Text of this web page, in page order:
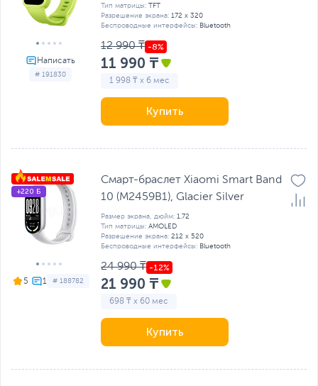
# 191830
Тип матрицы: TFT
Разрешение экрана: 172 x 320
Беспроводные интерфейсы: Bluetooth
12 990 ₸
11 990 ₸
1 998 ₸ x 6 мес
Купить
5 # 188782
+220 Б
Смарт-браслет Xiaomi Smart Band
10 (M2459B1), Glacier Silver
Размер экрана, дюйм: 1.72
Тип матрицы: AMOLED
Разрешение экрана: 212 x 520
Беспроводные интерфейсы: Bluetooth
24 990 ₸
21 990 ₸
698 ₸ x 60 мес
Купить